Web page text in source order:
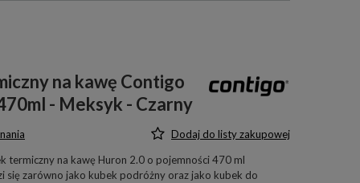
na kawę Contigo
- Meksyk - Czarny
Dodaj do listy zakupowej
termiczny na kawę Huron 2.0 o pojemności 470 ml
się zarówno jako kubek podróżny oraz jako kubek do